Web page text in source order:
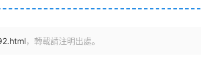
，轉載請注明出處。